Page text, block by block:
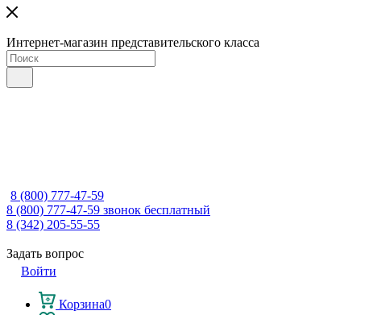
Интернет-магазин представительского класса
8 (800) 777-47-59
8 (800) 777-47-59 звонок бесплатный
8 (342) 205-55-55
Задать вопрос
Войти
Корзина0